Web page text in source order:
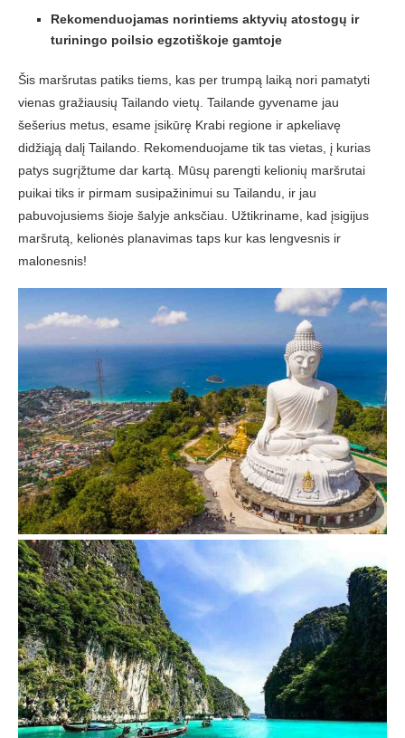
Rekomenduojamas norintiems aktyvių atostogų ir
turiningo poilsio egzotiškoje gamtoje
Šis maršrutas patiks tiems, kas per trumpą laiką nori pamatyti
vienas gražiausių Tailando vietų. Tailande gyvename jau
šešerius metus, esame įsikūrę Krabi regione ir apkeliavę
didžiąją dalį Tailando. Rekomenduojame tik tas vietas, į kurias
patys sugrįžtume dar kartą. Mūsų parengti kelionių maršrutai
puikai tiks ir pirmam susipažinimui su Tailandu, ir jau
pabuvojusiems šioje šalyje anksčiau. Užtikriname, kad įsigijus
maršrutą, kelionės planavimas taps kur kas lengvesnis ir
malonesnis!